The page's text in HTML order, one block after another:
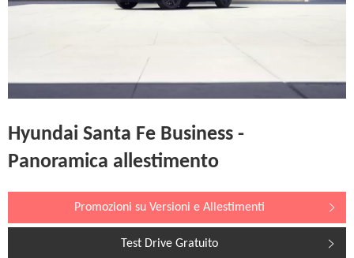
Hyundai Santa Fe Business -
Panoramica allestimento
Promozioni su Versioni e Allestimenti
Test Drive Gratuito